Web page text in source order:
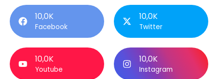
10,0K
Facebook
10,0K
Twitter
10,0K
Youtube
10,0K
Instagram